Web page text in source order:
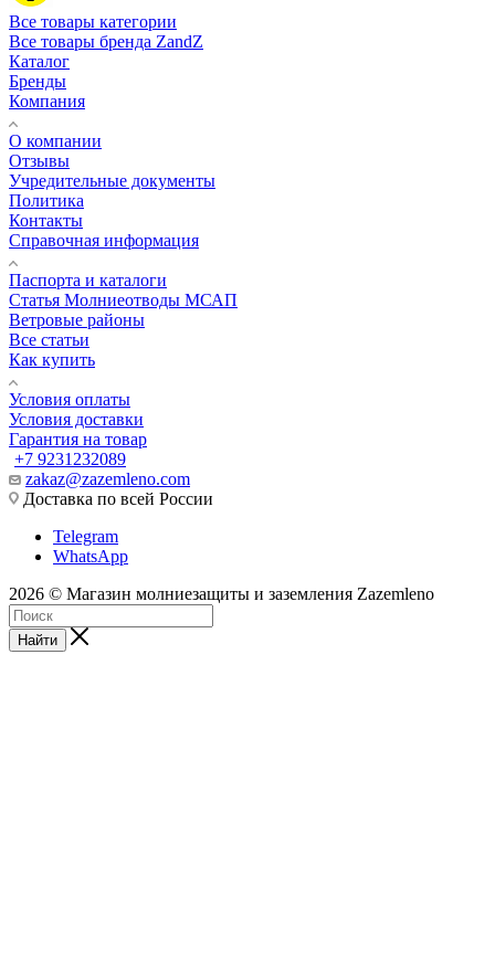
Все товары категории
Все товары бренда ZandZ
Каталог
Бренды
Компания
О компании
Отзывы
Учредительные документы
Политика
Контакты
Справочная информация
Паспорта и каталоги
Статья Молниеотводы МСАП
Ветровые районы
Все статьи
Как купить
Условия оплаты
Условия доставки
Гарантия на товар
+7 9231232089
zakaz@zazemleno.com
Доставка по всей России
Telegram
WhatsApp
2026 © Магазин молниезащиты и заземления Zazemleno
Найти